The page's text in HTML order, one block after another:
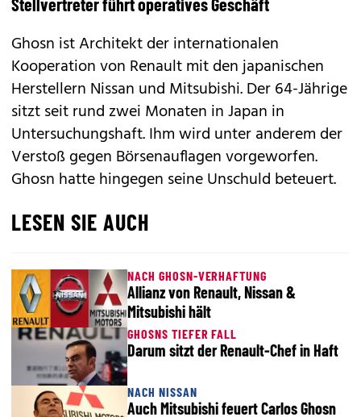
Ghosn ist Architekt der internationalen
Kooperation von Renault mit den japanischen
Herstellern Nissan und Mitsubishi. Der 64-Jährige
sitzt seit rund zwei Monaten in Japan in
Untersuchungshaft. Ihm wird unter anderem der
Verstoß gegen Börsenauflagen vorgeworfen.
Ghosn hatte hingegen seine Unschuld beteuert.
LESEN SIE AUCH
NACH GHOSN-VERHAFTUNG
Allianz von Renault, Nissan &
Mitsubishi hält
GHOSNS TIEFER FALL
Darum sitzt der Renault-Chef in Haft
NACH NISSAN
Auch Mitsubishi feuert Carlos Ghosn